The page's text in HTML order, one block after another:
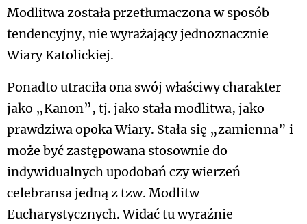
Modlitwa została przetłumaczona w sposób
tendencyjny, nie wyrażający jednoznacznie
Wiary Katolickiej.
Ponadto utraciła ona swój właściwy charakter
jako „Kanon”, tj. jako stała modlitwa, jako
prawdziwa opoka Wiary. Stała się „zamienna” i
może być zastępowana stosownie do
indywidualnych upodobań czy wierzeń
celebransa jedną z tzw. Modlitw
Eucharystycznych. Widać tu wyraźnie